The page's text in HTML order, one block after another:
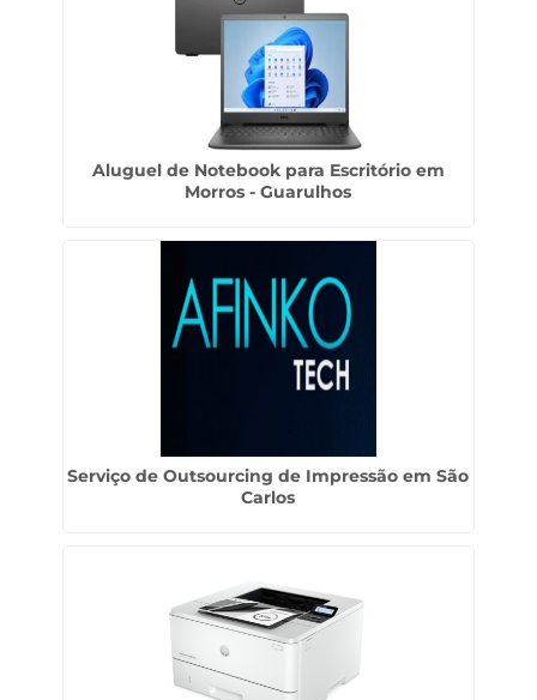
Aluguel de Notebook para Escritório em
Morros - Guarulhos
Serviço de Outsourcing de Impressão em São
Carlos